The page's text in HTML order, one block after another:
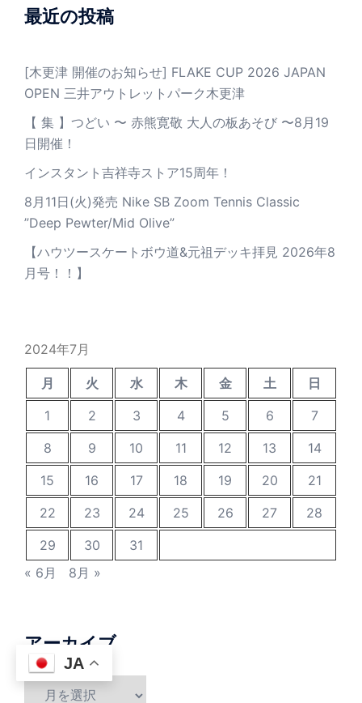
最近の投稿
[木更津 開催のお知らせ] FLAKE CUP 2026 JAPAN
OPEN 三井アウトレットパーク木更津
【 集 】つどい 〜 赤熊寛敬 大人の板あそび 〜8月19
日開催！
インスタント吉祥寺ストア15周年！
8月11日(火)発売 Nike SB Zoom Tennis Classic
”Deep Pewter/Mid Olive”
【ハウツースケートボウ道&元祖デッキ拝見 2026年8
月号！！】
2024年7月
月 火 水 木 金 土
日
1
2 3 4 5 6
7
8
9 10 11 12 13
14
15
16 17 18 19 20
21
22
23 24 25 26 27
28
29
30
31
« 6月
8月 »
アーカイブ
ア
JA